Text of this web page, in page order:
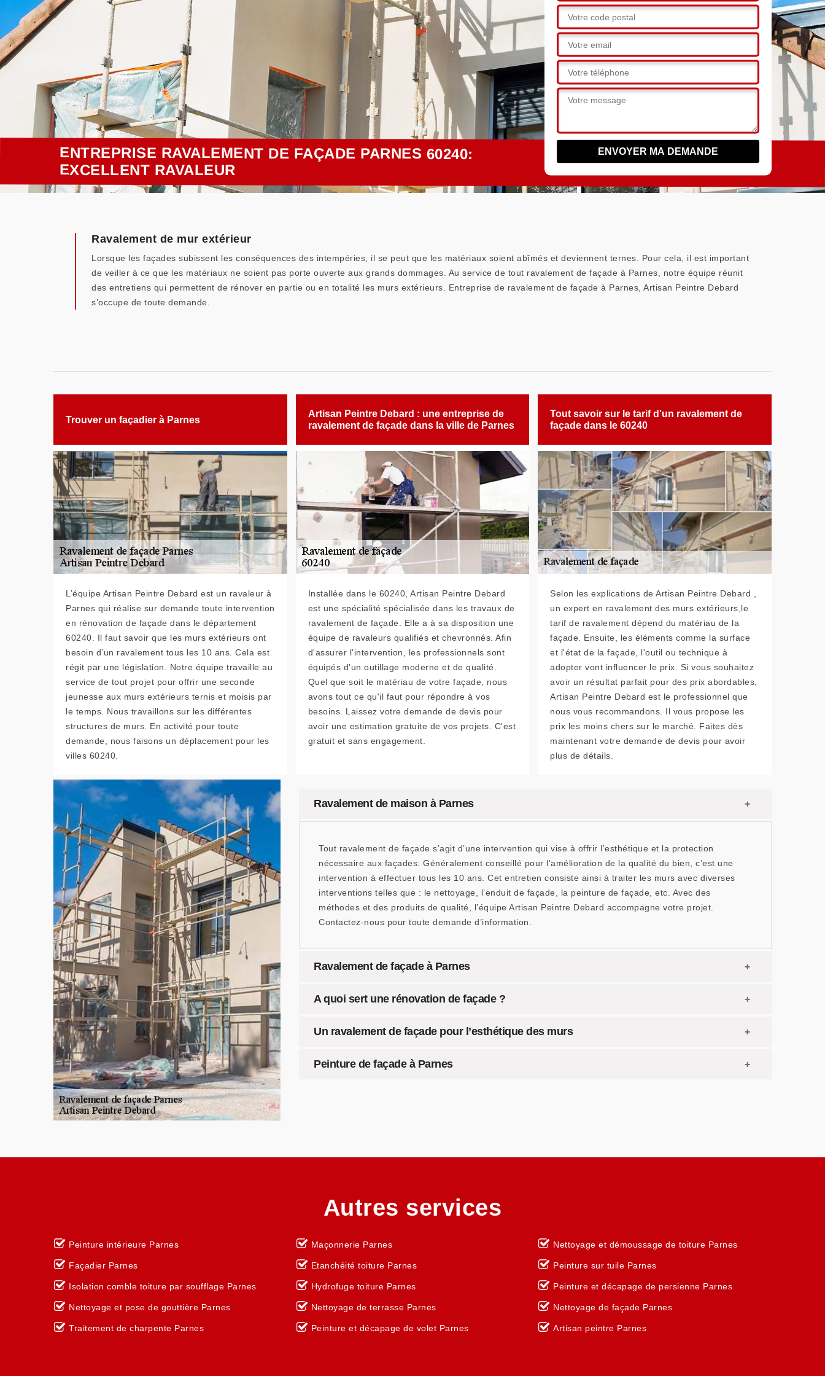
ENTREPRISE RAVALEMENT DE FAÇADE PARNES 60240:
EXCELLENT RAVALEUR
Ravalement de mur extérieur
Lorsque les façades subissent les conséquences des intempéries, il se peut que les matériaux soient abîmés et deviennent ternes. Pour cela, il est important
de veiller à ce que les matériaux ne soient pas porte ouverte aux grands dommages. Au service de tout ravalement de façade à Parnes, notre équipe réunit
des entretiens qui permettent de rénover en partie ou en totalité les murs extérieurs. Entreprise de ravalement de façade à Parnes, Artisan Peintre Debard
s’occupe de toute demande.
Trouver un façadier à Parnes
L’équipe Artisan Peintre Debard est un ravaleur à
Parnes qui réalise sur demande toute intervention
en rénovation de façade dans le département
60240. Il faut savoir que les murs extérieurs ont
besoin d’un ravalement tous les 10 ans. Cela est
régit par une législation. Notre équipe travaille au
service de tout projet pour offrir une seconde
jeunesse aux murs extérieurs ternis et moisis par
le temps. Nous travaillons sur les différentes
structures de murs. En activité pour toute
demande, nous faisons un déplacement pour les
villes 60240.
Artisan Peintre Debard : une entreprise de
ravalement de façade dans la ville de Parnes
Installée dans le 60240, Artisan Peintre Debard
est une spécialité spécialisée dans les travaux de
ravalement de façade. Elle a à sa disposition une
équipe de ravaleurs qualifiés et chevronnés. Afin
d'assurer l'intervention, les professionnels sont
équipés d'un outillage moderne et de qualité.
Quel que soit le matériau de votre façade, nous
avons tout ce qu'il faut pour répondre à vos
besoins. Laissez votre demande de devis pour
avoir une estimation gratuite de vos projets. C'est
gratuit et sans engagement.
Tout savoir sur le tarif d'un ravalement de
façade dans le 60240
Selon les explications de Artisan Peintre Debard ,
un expert en ravalement des murs extérieurs,le
tarif de ravalement dépend du matériau de la
façade. Ensuite, les éléments comme la surface
et l'état de la façade, l'outil ou technique à
adopter vont influencer le prix. Si vous souhaitez
avoir un résultat parfait pour des prix abordables,
Artisan Peintre Debard est le professionnel que
nous vous recommandons. Il vous propose les
prix les moins chers sur le marché. Faites dès
maintenant votre demande de devis pour avoir
plus de détails.
Ravalement de maison à Parnes
Tout ravalement de façade s’agit d’une intervention qui vise à offrir l’esthétique et la protection
nécessaire aux façades. Généralement conseillé pour l’amélioration de la qualité du bien, c’est une
intervention à effectuer tous les 10 ans. Cet entretien consiste ainsi à traiter les murs avec diverses
interventions telles que : le nettoyage, l’enduit de façade, la peinture de façade, etc. Avec des
méthodes et des produits de qualité, l’équipe Artisan Peintre Debard accompagne votre projet.
Contactez-nous pour toute demande d’information.
Ravalement de façade à Parnes
A quoi sert une rénovation de façade ?
Un ravalement de façade pour l’esthétique des murs
Peinture de façade à Parnes
Autres services
Peinture intérieure Parnes
Façadier Parnes
Isolation comble toiture par soufflage Parnes
Nettoyage et pose de gouttière Parnes
Traitement de charpente Parnes
Maçonnerie Parnes
Etanchéité toiture Parnes
Hydrofuge toiture Parnes
Nettoyage de terrasse Parnes
Peinture et décapage de volet Parnes
Nettoyage et démoussage de toiture Parnes
Peinture sur tuile Parnes
Peinture et décapage de persienne Parnes
Nettoyage de façade Parnes
Artisan peintre Parnes